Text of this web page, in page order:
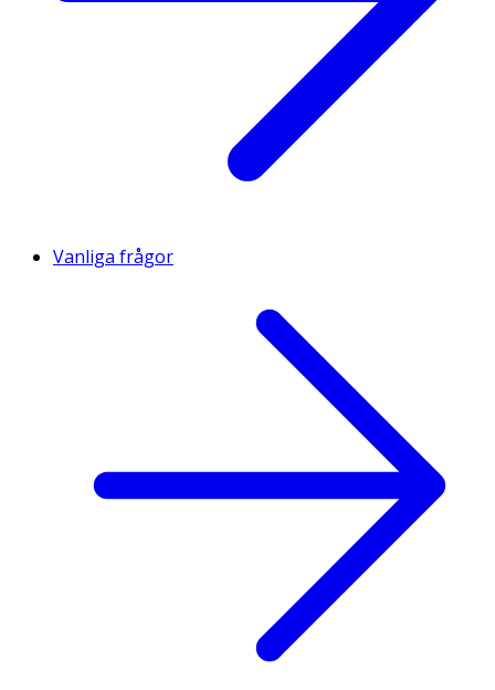
Vanliga frågor